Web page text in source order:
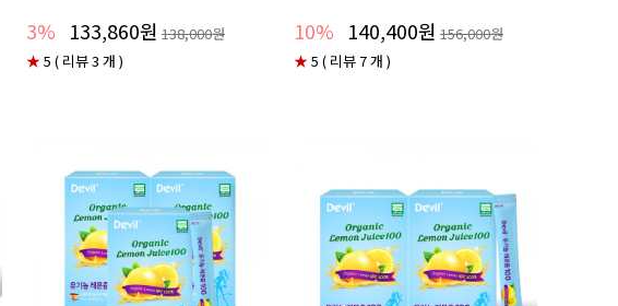
3% 133,860원 138,000원
★5 ( 리뷰 3 개 )
10% 140,400원 156,000원
★5 ( 리뷰 7 개 )